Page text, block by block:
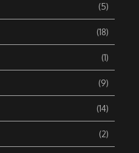
(5)
(18)
(1)
(9)
(14)
(2)